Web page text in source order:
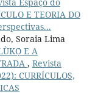
E TEORIA DO
Soraia Lima
E A
, Revista
CURRÍCULOS,